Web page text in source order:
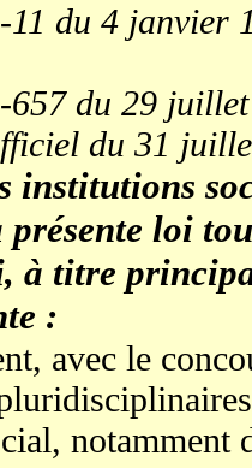
11 du 4 janvier
657 du 29
du 31
institutions
présente loi
à titre
:
avec le
notamment